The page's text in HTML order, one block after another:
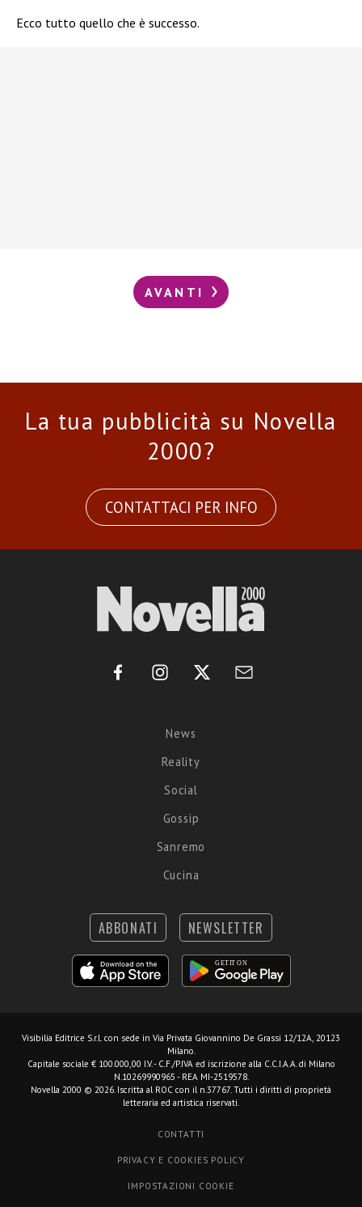
Ecco tutto quello che è successo.
AVANTI
La tua pubblicità su Novella
2000?
CONTATTACI PER INFO
News
Reality
Social
Gossip
Sanremo
Cucina
ABBONATI NEWSLETTER
Visibilia Editrice S.r.l. con sede in Via Privata Giovannino De Grassi 12/12A, 20123
Milano.
Capitale sociale € 100.000,00 I.V. - C.F./P.IVA ed iscrizione alla C.C.I.A.A. di Milano
N.10269990965 - REA MI-2519578.
Novella 2000 © 2026. Iscritta al ROC con il n.37767. Tutti i diritti di proprietà
letteraria ed artistica riservati.
CONTATTI
PRIVACY E COOKIES POLICY
IMPOSTAZIONI COOKIE